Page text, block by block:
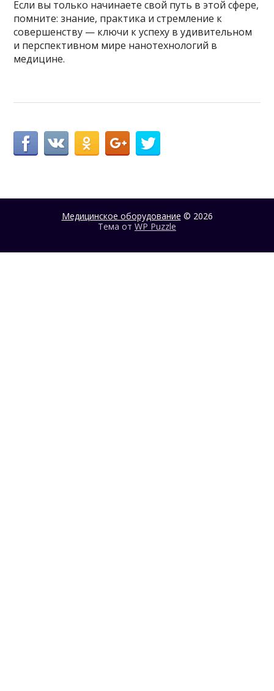
Если вы только начинаете свой путь в этой сфере,
помните: знание, практика и стремление к
совершенству — ключи к успеху в удивительном
и перспективном мире нанотехнологий в
медицине.
Медицинское оборудование © 2026
Тема от WP Puzzle